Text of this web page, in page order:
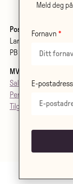
Postadresse:
Larvik kulturhus
PB 2020, 3255
MVA
Salgsvilkår
Personvern
Meld deg
Fornavn
E-